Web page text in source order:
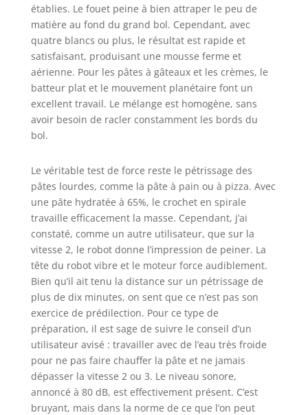
établies. Le fouet peine à bien attraper le peu de
matière au fond du grand bol. Cependant, avec
quatre blancs ou plus, le résultat est rapide et
satisfaisant, produisant une mousse ferme et
aérienne. Pour les pâtes à gâteaux et les crèmes, le
batteur plat et le mouvement planétaire font un
excellent travail. Le mélange est homogène, sans
avoir besoin de racler constamment les bords du
bol.
Le véritable test de force reste le pétrissage des
pâtes lourdes, comme la pâte à pain ou à pizza. Avec
une pâte hydratée à 65%, le crochet en spirale
travaille efficacement la masse. Cependant, j’ai
constaté, comme un autre utilisateur, que sur la
vitesse 2, le robot donne l’impression de peiner. La
tête du robot vibre et le moteur force audiblement.
Bien qu’il ait tenu la distance sur un pétrissage de
plus de dix minutes, on sent que ce n’est pas son
exercice de prédilection. Pour ce type de
préparation, il est sage de suivre le conseil d’un
utilisateur avisé : travailler avec de l’eau très froide
pour ne pas faire chauffer la pâte et ne jamais
dépasser la vitesse 2 ou 3. Le niveau sonore,
annoncé à 80 dB, est effectivement présent. C’est
bruyant, mais dans la norme de ce que l’on peut